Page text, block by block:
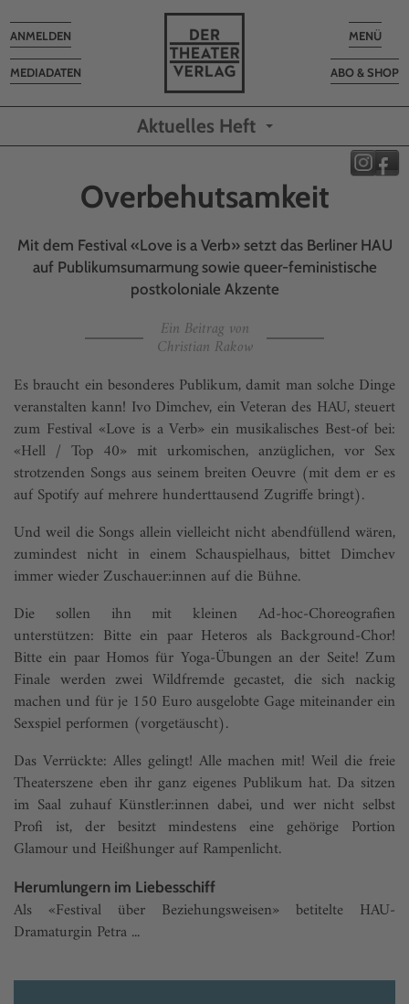
Toggle
MENÜ
ABO & SHOP
MEDIADATEN
Toggle
navigation
ANMELDEN
Aktuelles Heft
Overbehutsamkeit
Mit dem Festival «Love is a Verb» setzt das Berliner HAU
auf Publikumsumarmung sowie queer-feministische
postkoloniale Akzente
Ein Beitrag von
Christian Rakow
Es braucht ein besonderes Publikum, damit man solche Dinge
veranstalten kann! Ivo Dimchev, ein Veteran des HAU, steuert
zum Festival «Love is a Verb» ein musikalisches Best-of bei:
«Hell / Top 40» mit urkomischen, anzüglichen, vor Sex
strotzenden Songs aus seinem breiten Oeuvre (mit dem er es
auf Spotify auf mehrere hunderttausend Zugriffe bringt).
Und weil die Songs allein vielleicht nicht abendfüllend wären,
zumindest nicht in einem Schauspielhaus, bittet Dimchev
immer wieder Zuschauer:innen auf die Bühne.
Die sollen ihn mit kleinen Ad-hoc-Choreografien
unterstützen: Bitte ein paar Heteros als Background-Chor!
Bitte ein paar Homos für Yoga-Übungen an der Seite! Zum
Finale werden zwei Wildfremde gecastet, die sich nackig
machen und für je 150 Euro ausgelobte Gage miteinander ein
Sexspiel performen (vorgetäuscht).
Das Verrückte: Alles gelingt! Alle machen mit! Weil die freie
Theaterszene eben ihr ganz eigenes Publikum hat. Da sitzen
im Saal zuhauf Künstler:innen dabei, und wer nicht selbst
Profi ist, der besitzt mindestens eine gehörige Portion
Glamour und Heißhunger auf Rampenlicht.
Herumlungern im Liebesschiff
Als «Festival über Beziehungsweisen» betitelte HAU-
Dramaturgin Petra ...